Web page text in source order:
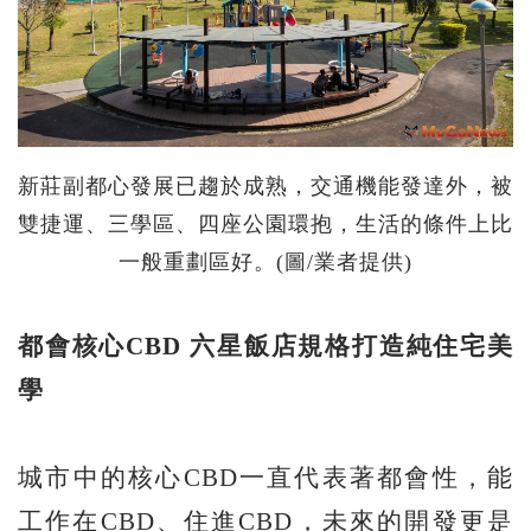
新莊副都心發展已趨於成熟，交通機能發達外，被
雙捷運、三學區、四座公園環抱，生活的條件上比
一般重劃區好。(圖/業者提供)
都會核心CBD 六星飯店規格打造純住宅美
學
城市中的核心CBD一直代表著都會性，能
工作在CBD、住進CBD，未來的開發更是